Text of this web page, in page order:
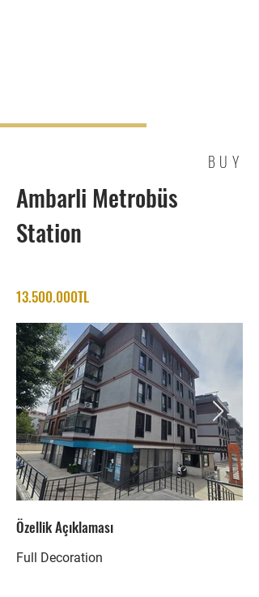
BUY
Ambarli Metrobüs
Station
13.500.000TL
Özellik Açıklaması
Full Decoration